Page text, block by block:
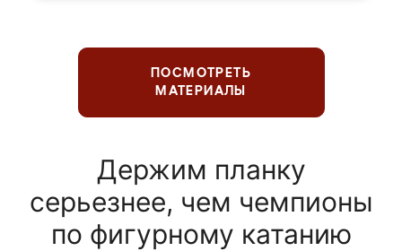
ПОСМОТРЕТЬ
МАТЕРИАЛЫ
Держим планку
серьезнее, чем чемпионы
по фигурному катанию